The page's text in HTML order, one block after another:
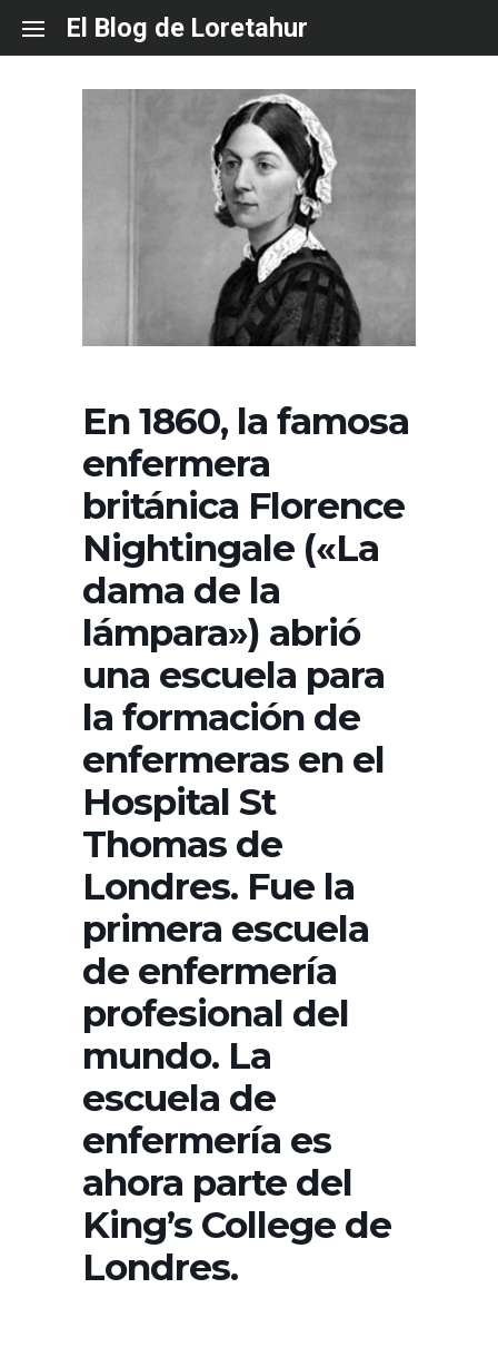
content
El Blog de Loretahur
En 1860, la famosa
enfermera
británica Florence
Nightingale («La
dama de la
lámpara») abrió
una escuela para
la formación de
enfermeras en el
Hospital St
Thomas de
Londres. Fue la
primera escuela
de enfermería
profesional del
mundo. La
escuela de
enfermería es
ahora parte del
King’s College de
Londres.